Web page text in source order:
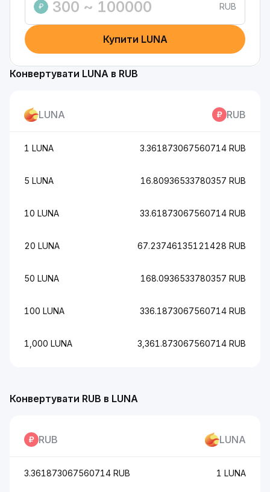
₽ RUB
Купити LUNA
Конвертувати LUNA в RUB
LUNA RUB
1 LUNA 3.361873067560714 RUB
5 LUNA 16.80936533780357 RUB
10 LUNA 33.61873067560714 RUB
20 LUNA 67.23746135121428 RUB
50 LUNA 168.0936533780357 RUB
100 LUNA 336.1873067560714 RUB
1,000 LUNA 3,361.873067560714 RUB
Конвертувати RUB в LUNA
RUB LUNA
3.361873067560714 RUB 1 LUNA